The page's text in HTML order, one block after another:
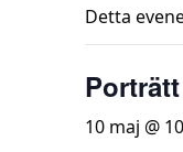
Detta
10 maj @